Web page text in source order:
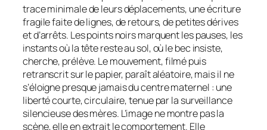
trace minimale de leurs déplacements, une écriture
fragile faite de lignes, de retours, de petites dérives
et d’arrêts. Les points noirs marquent les pauses, les
instants où la tête reste au sol, où le bec insiste,
cherche, prélève. Le mouvement, filmé puis
retranscrit sur le papier, paraît aléatoire, mais il ne
s’éloigne presque jamais du centre maternel : une
liberté courte, circulaire, tenue par la surveillance
silencieuse des mères. L’image ne montre pas la
scène, elle en extrait le comportement. Elle